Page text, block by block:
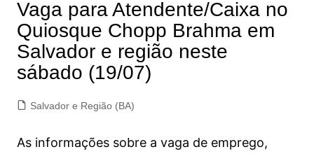
Vaga para Atendente/Caixa no
Quiosque Chopp Brahma em
Salvador e região neste
sábado (19/07)
Salvador e Região (BA)
As informações sobre a vaga de emprego,